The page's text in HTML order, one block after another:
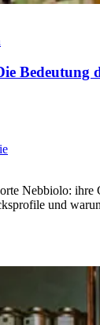
Bedeutung
Nebbiolo: ihre
und